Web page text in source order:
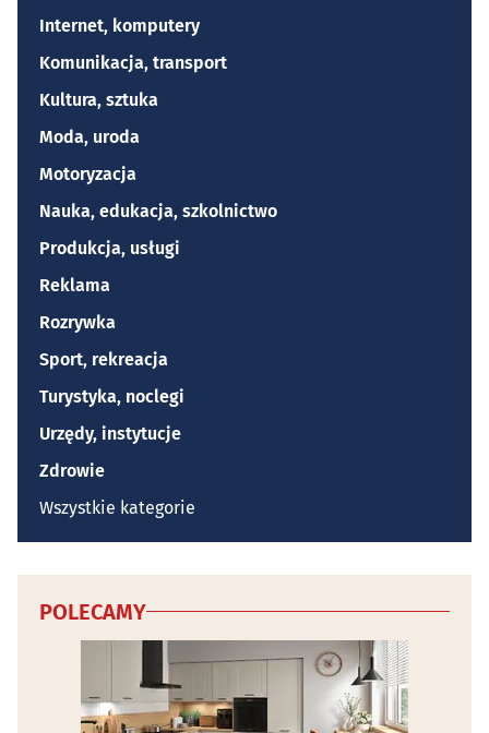
Internet, komputery
Komunikacja, transport
Kultura, sztuka
Moda, uroda
Motoryzacja
Nauka, edukacja, szkolnictwo
Produkcja, usługi
Reklama
Rozrywka
Sport, rekreacja
Turystyka, noclegi
Urzędy, instytucje
Zdrowie
Wszystkie kategorie
POLECAMY